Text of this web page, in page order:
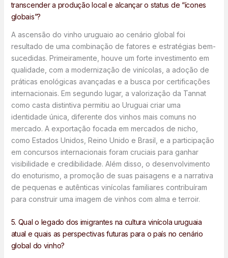
transcender a produção local e alcançar o status de “ícones
globais”?
A ascensão do vinho uruguaio ao cenário global foi
resultado de uma combinação de fatores e estratégias bem-
sucedidas. Primeiramente, houve um forte investimento em
qualidade, com a modernização de vinícolas, a adoção de
práticas enológicas avançadas e a busca por certificações
internacionais. Em segundo lugar, a valorização da Tannat
como casta distintiva permitiu ao Uruguai criar uma
identidade única, diferente dos vinhos mais comuns no
mercado. A exportação focada em mercados de nicho,
como Estados Unidos, Reino Unido e Brasil, e a participação
em concursos internacionais foram cruciais para ganhar
visibilidade e credibilidade. Além disso, o desenvolvimento
do enoturismo, a promoção de suas paisagens e a narrativa
de pequenas e autênticas vinícolas familiares contribuíram
para construir uma imagem de vinhos com alma e terroir.
5. Qual o legado dos imigrantes na cultura vinícola uruguaia
atual e quais as perspectivas futuras para o país no cenário
global do vinho?